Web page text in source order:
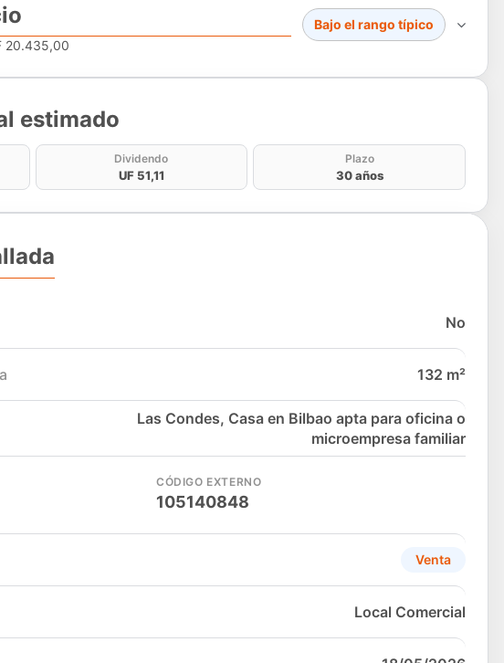
20.435,00
Bajo el rango típico
estimado
estimado
Dividendo
UF 51,11
Plazo
30 años
No
132 m²
Las Condes, Casa en Bilbao apta para oficina o
microempresa familiar
CÓDIGO EXTERNO
105140848
Venta
Local Comercial